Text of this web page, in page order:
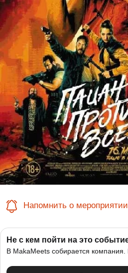
Напомнить о мероприятии